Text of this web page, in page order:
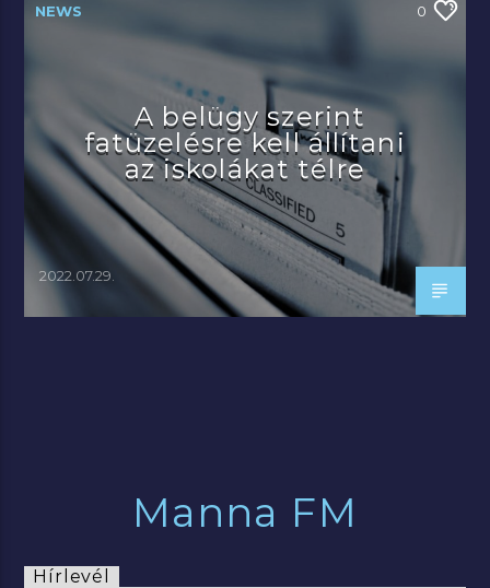
NEWS 0
A belügy szerint
fatüzelésre kell állítani
az iskolákat télre
2022.07.29.
Manna FM
Hírlevél